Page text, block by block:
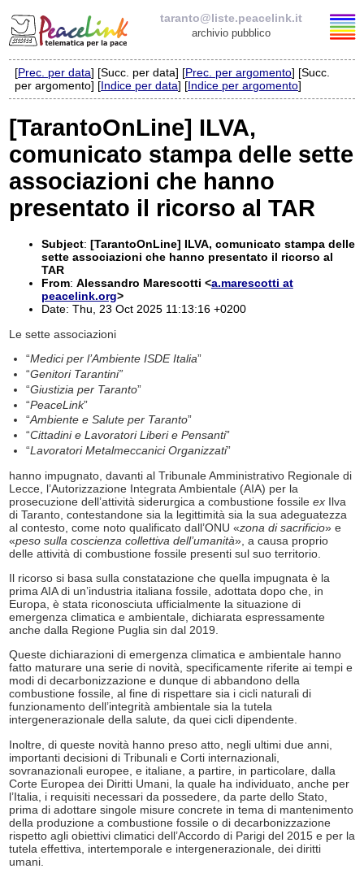
taranto@liste.peacelink.it
archivio pubblico
Elenco delle liste
Iscrizione / Cancellazione
Policy delle liste di PeaceLink
Richieste di rimozione
[Prec. per data] [Succ. per data] [Prec. per argomento] [Succ.
per argomento] [Indice per data] [Indice per argomento]
[TarantoOnLine] ILVA,
comunicato stampa delle sette
associazioni che hanno
presentato il ricorso al TAR
Subject: [TarantoOnLine] ILVA, comunicato stampa delle
sette associazioni che hanno presentato il ricorso al
TAR
From: Alessandro Marescotti <a.marescotti at
peacelink.org>
Date: Thu, 23 Oct 2025 11:13:16 +0200
Le sette associazioni
“Medici per l’Ambiente ISDE Italia”
“Genitori Tarantini”
“Giustizia per Taranto”
“PeaceLink”
“Ambiente e Salute per Taranto”
“Cittadini e Lavoratori Liberi e Pensanti”
“Lavoratori Metalmeccanici Organizzati”
hanno impugnato, davanti al Tribunale Amministrativo Regionale di
Lecce, l’Autorizzazione Integrata Ambientale (AIA) per la
prosecuzione dell’attività siderurgica a combustione fossile ex Ilva
di Taranto, contestandone sia la legittimità sia la sua adeguatezza
al contesto, come noto qualificato dall’ONU «zona di sacrificio» e
«peso sulla coscienza collettiva dell’umanità», a causa proprio
delle attività di combustione fossile presenti sul suo territorio.
Il ricorso si basa sulla constatazione che quella impugnata è la
prima AIA di un’industria italiana fossile, adottata dopo che, in
Europa, è stata riconosciuta ufficialmente la situazione di
emergenza climatica e ambientale, dichiarata espressamente
anche dalla Regione Puglia sin dal 2019.
Queste dichiarazioni di emergenza climatica e ambientale hanno
fatto maturare una serie di novità, specificamente riferite ai tempi e
modi di decarbonizzazione e dunque di abbandono della
combustione fossile, al fine di rispettare sia i cicli naturali di
funzionamento dell’integrità ambientale sia la tutela
intergenerazionale della salute, da quei cicli dipendente.
Inoltre, di queste novità hanno preso atto, negli ultimi due anni,
importanti decisioni di Tribunali e Corti internazionali,
sovranazionali europee, e italiane, a partire, in particolare, dalla
Corte Europea dei Diritti Umani, la quale ha individuato, anche per
l’Italia, i requisiti necessari da possedere, da parte dello Stato,
prima di adottare singole misure concrete in tema di mantenimento
della produzione a combustione fossile o di decarbonizzazione
rispetto agli obiettivi climatici dell’Accordo di Parigi del 2015 e per la
tutela effettiva, intertemporale e intergenerazionale, dei diritti
umani.